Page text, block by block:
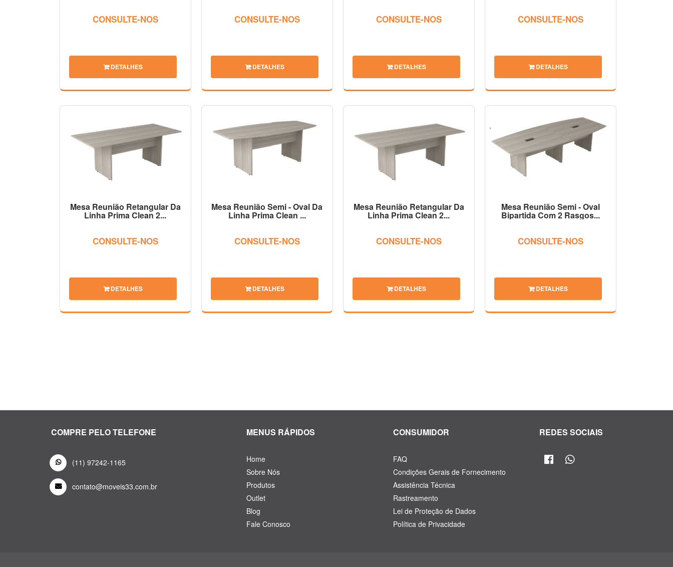
CONSULTE-NOS
DETALHES
CONSULTE-NOS
DETALHES
CONSULTE-NOS
DETALHES
CONSULTE-NOS
DETALHES
Mesa Reunião Retangular Da
Linha Prima Clean 2...
CONSULTE-NOS
DETALHES
Mesa Reunião Semi - Oval Da
Linha Prima Clean ...
CONSULTE-NOS
DETALHES
Mesa Reunião Retangular Da
Linha Prima Clean 2...
CONSULTE-NOS
DETALHES
Mesa Reunião Semi - Oval
Bipartida Com 2 Rasgos...
CONSULTE-NOS
DETALHES
COMPRE PELO TELEFONE
(11) 97242-1165
contato@moveis33.com.br
MENUS RÁPIDOS
Home
Sobre Nós
Produtos
Outlet
Blog
Fale Conosco
CONSUMIDOR
FAQ
Condições Gerais de Fornecimento
Assistência Técnica
Rastreamento
Lei de Proteção de Dados
Política de Privacidade
REDES SOCIAIS